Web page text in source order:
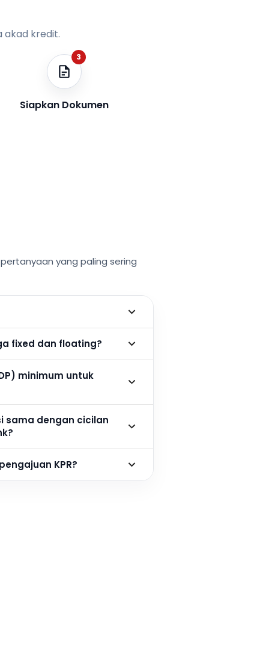
akad kredit.
3
Siapkan Dokumen
yang paling sering
fixed dan floating?
minimum untuk
sama dengan cicilan
KPR?